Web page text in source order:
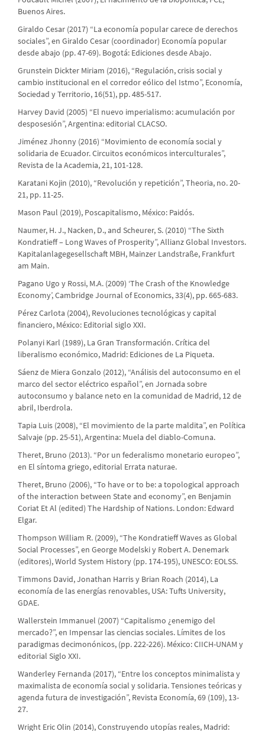
Buenos Aires.
Giraldo Cesar (2017) “La economía popular carece de derechos
sociales”, en Giraldo Cesar (coordinador) Economía popular
desde abajo (pp. 47-69). Bogotá: Ediciones desde Abajo.
Grunstein Dickter Miriam (2016), “Regulación, crisis social y
cambio institucional en el corredor eólico del Istmo”, Economía,
Sociedad y Territorio, 16(51), pp. 485-517.
Harvey David (2005) “El nuevo imperialismo: acumulación por
desposesión”, Argentina: editorial CLACSO.
Jiménez Jhonny (2016) “Movimiento de economía social y
solidaria de Ecuador. Circuitos económicos interculturales”,
Revista de la Academia, 21, 101-128.
Karatani Kojin (2010), “Revolución y repetición”, Theoria, no. 20-
21, pp. 11-25.
Mason Paul (2019), Poscapitalismo, México: Paidós.
Naumer, H. J., Nacken, D., and Scheurer, S. (2010) “The Sixth
Kondratieff – Long Waves of Prosperity”, Allianz Global Investors.
Kapitalanlagegesellschaft MBH, Mainzer Landstraße, Frankfurt
am Main.
Pagano Ugo y Rossi, M.A. (2009) ‘The Crash of the Knowledge
Economy’, Cambridge Journal of Economics, 33(4), pp. 665-683.
Pérez Carlota (2004), Revoluciones tecnológicas y capital
financiero, México: Editorial siglo XXI.
Polanyi Karl (1989), La Gran Transformación. Crítica del
liberalismo económico, Madrid: Ediciones de La Piqueta.
Sáenz de Miera Gonzalo (2012), “Análisis del autoconsumo en el
marco del sector eléctrico español”, en Jornada sobre
autoconsumo y balance neto en la comunidad de Madrid, 12 de
abril, Iberdrola.
Tapia Luis (2008), “El movimiento de la parte maldita”, en Política
Salvaje (pp. 25-51), Argentina: Muela del diablo-Comuna.
Theret, Bruno (2013). “Por un federalismo monetario europeo”,
en El síntoma griego, editorial Errata naturae.
Theret, Bruno (2006), “To have or to be: a topological approach
of the interaction between State and economy”, en Benjamin
Coriat Et Al (edited) The Hardship of Nations. London: Edward
Elgar.
Thompson William R. (2009), “The Kondratieff Waves as Global
Social Processes”, en George Modelski y Robert A. Denemark
(editores), World System History (pp. 174-195), UNESCO: EOLSS.
Timmons David, Jonathan Harris y Brian Roach (2014), La
economía de las energías renovables, USA: Tufts University,
GDAE.
Wallerstein Immanuel (2007) “Capitalismo ¿enemigo del
mercado?”, en Impensar las ciencias sociales. Límites de los
paradigmas decimonónicos, (pp. 222-226). México: CIICH-UNAM y
editorial Siglo XXI.
Wanderley Fernanda (2017), “Entre los conceptos minimalista y
maximalista de economía social y solidaria. Tensiones teóricas y
agenda futura de investigación”, Revista Economía, 69 (109), 13-
27.
Wright Eric Olin (2014), Construyendo utopías reales, Madrid: